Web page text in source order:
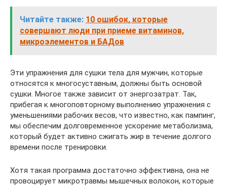
Читайте также: 10 ошибок, которые
совершают люди при приеме витаминов,
микроэлементов и БАДов
Эти упражнения для сушки тела для мужчин, которые
относятся к многосуставным, должны быть основой
сушки. Многое также зависит от энергозатрат. Так,
прибегая к многоповторному выполнению упражнения с
уменьшениями рабочих весов, что известно, как пампинг,
мы обеспечим долговременное ускорение метаболизма,
который будет активно сжигать жир в течение долгого
времени после тренировки.
Хотя такая программа достаточно эффективна, она не
провоцирует микротравмы мышечных волокон, которые